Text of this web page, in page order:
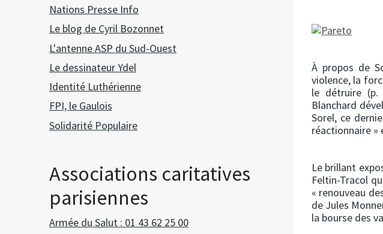
Nations Presse Info
Le blog de Cyril Bozonnet
L'antenne ASP du Sud-Ouest
Le dessinateur Ydel
Identité Luthérienne
FPI, le Gaulois
Solidarité Populaire
Associations caritatives
parisiennes
Armée du Salut : 01 43 62 25 00
À propos de
violence, la
le détruire (p.
Blanchard
Sorel, ce
réactionnaire »
Le brillant
Feltin-Tracol
« renouveau
de Jules
la bourse des